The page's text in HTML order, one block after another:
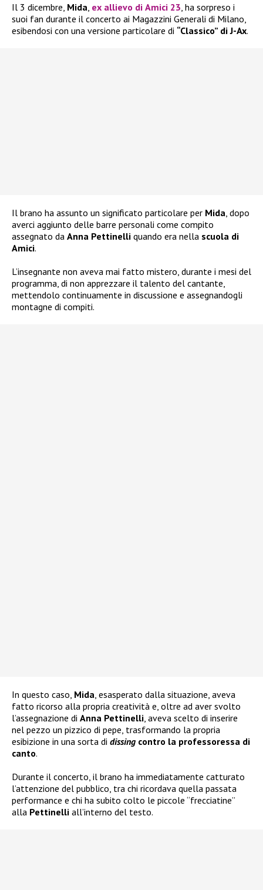
Il 3 dicembre, Mida ex allievo di Amici 23 , ha sorpreso i
suoi fan durante il concerto ai Magazzini Generali di Milano,
esibendosi con una versione particolare di “Classico” di J-Ax.
Il brano ha assunto un significato particolare per Mida , dopo
averci aggiunto delle barre personali come compito
assegnato da Anna Pettinelli quando era nella scuola di
Amici.
L’insegnante non aveva mai fatto mistero, durante i mesi del
programma, di non apprezzare il talento del cantante,
mettendolo continuamente in discussione e assegnandogli
montagne di compiti.
In questo caso, Mida , esasperato dalla situazione, aveva
fatto ricorso alla propria creatività e, oltre ad aver svolto
l’assegnazione di Anna Pettinelli , aveva scelto di inserire
nel pezzo un pizzico di pepe, trasformando la propria
esibizione in una sorta di dissing contro la professoressa di
canto.
Durante il concerto, il brano ha immediatamente catturato
l’attenzione del pubblico, tra chi ricordava quella passata
performance e chi ha subito colto le piccole “frecciatine”
alla Pettinelli all’interno del testo.